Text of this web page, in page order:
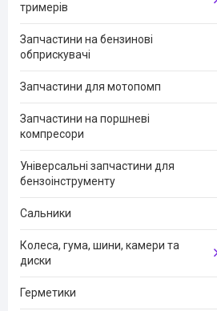
тримерів
Запчастини на бензинові
обприскувачі
Запчастини для мотопомп
Запчастини на поршневі
компресори
Універсальні запчастини для
бензоінструменту
Сальники
Колеса, гума, шини, камери та
диски
Герметики